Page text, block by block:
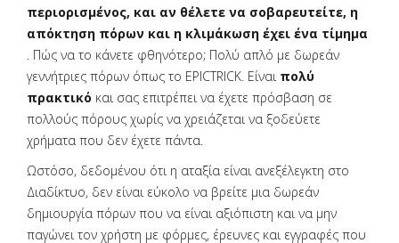
περιορισμένος, και αν θέλετε να σοβαρευτείτε, η
απόκτηση πόρων και η κλιμάκωση έχει ένα τίμημα
. Πώς να το κάνετε φθηνότερο; Πολύ απλό με δωρεάν
γεννήτριες πόρων όπως το EPICTRICK. Είναι πολύ
πρακτικό και σας επιτρέπει να έχετε πρόσβαση σε
πολλούς πόρους χωρίς να χρειάζεται να ξοδεύετε
χρήματα που δεν έχετε πάντα.
Ωστόσο, δεδομένου ότι η αταξία είναι ανεξέλεγκτη στο
Διαδίκτυο, δεν είναι εύκολο να βρείτε μια δωρεάν
δημιουργία πόρων που να είναι αξιόπιστη και να μην
παγώνει τον χρήστη με φόρμες, έρευνες και εγγραφές που